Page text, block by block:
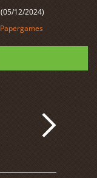
(05/12/2024)
Papergames